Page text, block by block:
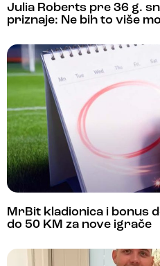
Julia Roberts pre 36 g.
priznaje: Ne bih to više
MrBit kladionica i bonus
do 50 KM za nove igrače